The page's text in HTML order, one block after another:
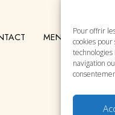
Pour offrir
cookies
navigation
MENTIONS